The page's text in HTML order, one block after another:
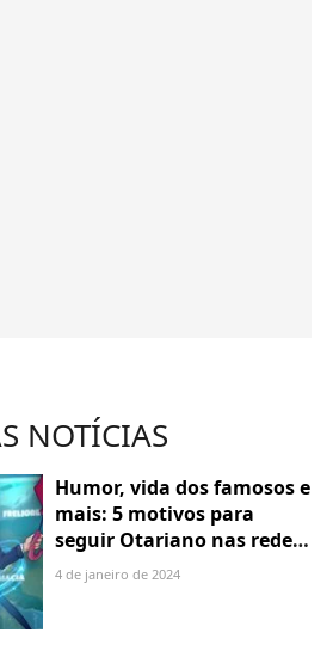
NOTÍCIAS
Humor, vida dos famosos e
mais: 5 motivos para
seguir Otariano nas redes
sociais
4 de janeiro de 2024